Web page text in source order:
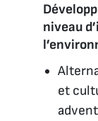
niveau
et